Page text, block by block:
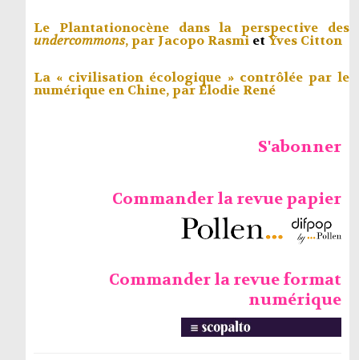
Le Plantationocène dans la perspective des
undercommons, par Jacopo Rasmiet Yves Citton
La « civilisation écologique » contrôlée par le
numérique en Chine, parÉlodie René
S'abonner
Commander la revue papier
Commander la revue format
numérique